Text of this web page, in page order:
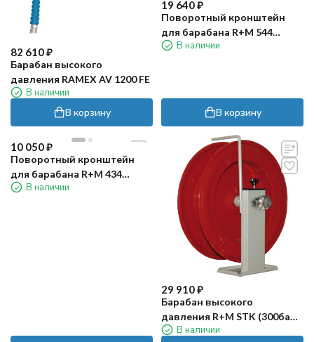
82 610₽
Барабан высокого
давления RAMEX AV 1200 FE
В наличии
В корзину
19 640₽
Поворотный кронштейн
для барабана R+M 544
(нерж)В наличии
В корзину
10 050₽
Поворотный кронштейн
для барабана R+M 434
(нерж)В наличии
29 910₽
Барабан высокого
давления R+M STK (300бар,
15м, окраш)
В наличии